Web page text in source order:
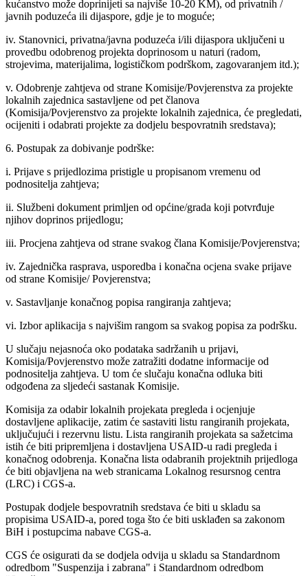
kućanstvo može doprinijeti sa najviše 10-20 KM), od privatnih /
javnih poduzeća ili dijaspore, gdje je to moguće;
iv. Stanovnici, privatna/javna poduzeća i/ili dijaspora uključeni u
provedbu odobrenog projekta doprinosom u naturi (radom,
strojevima, materijalima, logističkom podrškom, zagovaranjem itd.);
v. Odobrenje zahtjeva od strane Komisije/Povjerenstva za projekte
lokalnih zajednica sastavljene od pet članova
(Komisija/Povjerenstvo za projekte lokalnih zajednica, će pregledati,
ocijeniti i odabrati projekte za dodjelu bespovratnih sredstava);
6. Postupak za dobivanje podrške:
i. Prijave s prijedlozima pristigle u propisanom vremenu od
podnositelja zahtjeva;
ii. Službeni dokument primljen od općine/grada koji potvrđuje
njihov doprinos prijedlogu;
iii. Procjena zahtjeva od strane svakog člana Komisije/Povjerenstva;
iv. Zajednička rasprava, usporedba i konačna ocjena svake prijave
od strane Komisije/ Povjerenstva;
v. Sastavljanje konačnog popisa rangiranja zahtjeva;
vi. Izbor aplikacija s najvišim rangom sa svakog popisa za podršku.
U slučaju nejasnoća oko podataka sadržanih u prijavi,
Komisija/Povjerenstvo može zatražiti dodatne informacije od
podnositelja zahtjeva. U tom će slučaju konačna odluka biti
odgođena za sljedeći sastanak Komisije.
Komisija za odabir lokalnih projekata pregleda i ocjenjuje
dostavljene aplikacije, zatim će sastaviti listu rangiranih projekata,
uključujući i rezervnu listu. Lista rangiranih projekata sa sažetcima
istih će biti pripremljena i dostavljena USAID-u radi pregleda i
konačnog odobrenja. Konačna lista odabranih projektnih prijedloga
će biti objavljena na web stranicama Lokalnog resursnog centra
(LRC) i CGS-a.
Postupak dodjele bespovratnih sredstava će biti u skladu sa
propisima USAID-a, pored toga što će biti usklađen sa zakonom
BiH i postupcima nabave CGS-a.
CGS će osigurati da se dodjela odvija u skladu sa Standardnom
odredbom "Suspenzija i zabrana" i Standardnom odredbom